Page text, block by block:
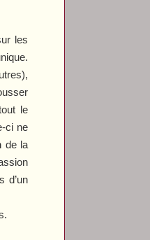
les
le
ci ne
de la
d’un